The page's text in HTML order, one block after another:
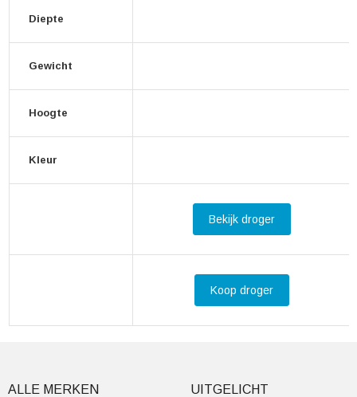
Diepte
Gewicht
Hoogte
Kleur
Bekijk droger
Koop droger
ALLE MERKEN UITGELICHT